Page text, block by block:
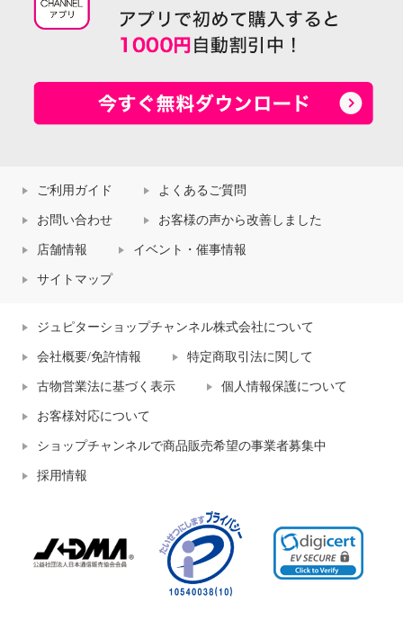
ご利用ガイド よくあるご質問
お問い合わせ お客様の声から改善しました
店舗情報 イベント・催事情報
サイトマップ
ジュピターショップチャンネル株式会社について
会社概要/免許情報 特定商取引法に関して
古物営業法に基づく表示 個人情報保護について
お客様対応について
ショップチャンネルで商品販売希望の事業者募集中
採用情報